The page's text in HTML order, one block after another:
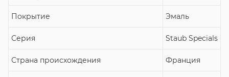
Покрытие Эмаль
Серия Staub Specials
Страна происхождения Франция